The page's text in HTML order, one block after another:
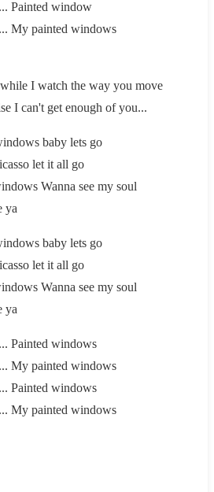
Painted window
My painted windows
I watch the way you move
I can't get enough of you...
baby lets go
let it all go
Wanna see my soul
ya
baby lets go
let it all go
Wanna see my soul
ya
Painted windows
My painted windows
Painted windows
My painted windows